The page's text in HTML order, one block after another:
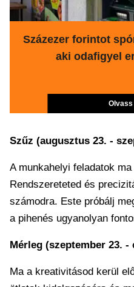
Százezer forintot
aki odafigyel
Olvass
Szűz (augusztus 23. -
A munkahelyi feladatok
Rendszereteted és
számodra. Este próbálj
a pihenés ugyanolyan
Mérleg (szeptember 23. -
Ma a kreativitásod kerül